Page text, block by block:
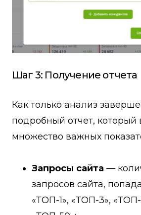
Шаг 3: Получение отчета
Как только анализ
подробный отчет, который
множество важных
Запросы сайта —
запросов сайта,
«ТОП-1», «ТОП-3»,